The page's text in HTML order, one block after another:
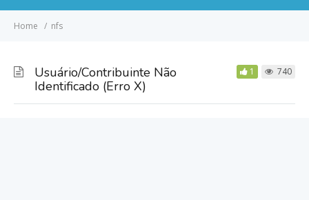
Home nfs
Usuário/Contribuinte Não
Identificado (Erro X)
1 740